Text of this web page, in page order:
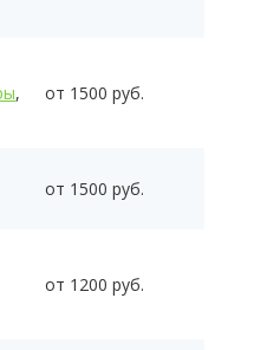
,
от 1500 руб.
от 1500 руб.
от 1200 руб.